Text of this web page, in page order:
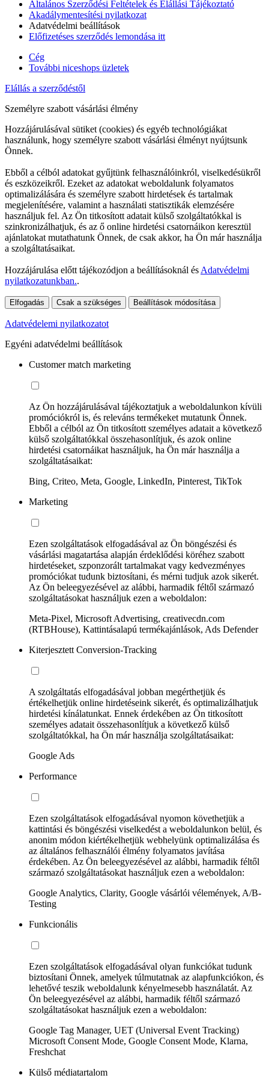
Általános Szerződési Feltételek és Elállási Tájékoztató
Akadálymentesítési nyilatkozat
Adatvédelmi beállítások
Előfizetéses szerződés lemondása itt
Cég
További niceshops üzletek
Elállás a szerződéstől
Személyre szabott vásárlási élmény
Hozzájárulásával sütiket (cookies) és egyéb technológiákat
használunk, hogy személyre szabott vásárlási élményt nyújtsunk
Önnek.
Ebből a célból adatokat gyűjtünk felhasználóinkról, viselkedésükről
és eszközeikről. Ezeket az adatokat weboldalunk folyamatos
optimalizálására és személyre szabott hirdetések és tartalmak
megjelenítésére, valamint a használati statisztikák elemzésére
használjuk fel. Az Ön titkosított adatait külső szolgáltatókkal is
szinkronizálhatjuk, és az ő online hirdetési csatornáikon keresztül
ajánlatokat mutathatunk Önnek, de csak akkor, ha Ön már használja
a szolgáltatásaikat.
Hozzájárulása előtt tájékozódjon a beállításoknál és Adatvédelmi
nyilatkozatunkban..
Elfogadás Csak a szükséges Beállítások módosítása
Adatvédelemi nyilatkozatot
Egyéni adatvédelmi beállítások
Customer match marketing
Az Ön hozzájárulásával tájékoztatjuk a weboldalunkon kívüli
promóciókról is, és releváns termékeket mutatunk Önnek.
Ebből a célból az Ön titkosított személyes adatait a következő
külső szolgáltatókkal összehasonlítjuk, és azok online
hirdetési csatornáikat használjuk, ha Ön már használja a
szolgáltatásaikat:
Bing, Criteo, Meta, Google, LinkedIn, Pinterest, TikTok
Marketing
Ezen szolgáltatások elfogadásával az Ön böngészési és
vásárlási magatartása alapján érdeklődési köréhez szabott
hirdetéseket, szponzorált tartalmakat vagy kedvezményes
promóciókat tudunk biztosítani, és mérni tudjuk azok sikerét.
Az Ön beleegyezésével az alábbi, harmadik féltől származó
szolgáltatásokat használjuk ezen a weboldalon:
Meta-Pixel, Microsoft Advertising, creativecdn.com
(RTBHouse), Kattintásalapú termékajánlások, Ads Defender
Kiterjesztett Conversion-Tracking
A szolgáltatás elfogadásával jobban megérthetjük és
értékelhetjük online hirdetéseink sikerét, és optimalizálhatjuk
hirdetési kínálatunkat. Ennek érdekében az Ön titkosított
személyes adatait összehasonlítjuk a következő külső
szolgáltatókkal, ha Ön már használja szolgáltatásaikat:
Google Ads
Performance
Ezen szolgáltatások elfogadásával nyomon követhetjük a
kattintási és böngészési viselkedést a weboldalunkon belül, és
anonim módon kiértékelhetjük webhelyünk optimalizálása és
az általános felhasználói élmény folyamatos javítása
érdekében. Az Ön beleegyezésével az alábbi, harmadik féltől
származó szolgáltatásokat használjuk ezen a weboldalon:
Google Analytics, Clarity, Google vásárlói vélemények, A/B-
Testing
Funkcionális
Ezen szolgáltatások elfogadásával olyan funkciókat tudunk
biztosítani Önnek, amelyek túlmutatnak az alapfunkciókon, és
lehetővé teszik weboldalunk kényelmesebb használatát. Az
Ön beleegyezésével az alábbi, harmadik féltől származó
szolgáltatásokat használjuk ezen a weboldalon:
Google Tag Manager, UET (Universal Event Tracking)
Microsoft Consent Mode, Google Consent Mode, Klarna,
Freshchat
Külső médiatartalom